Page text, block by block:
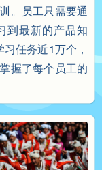
。员工只需要通
到最新的产品知
任务近1万个，
握了每个员工的